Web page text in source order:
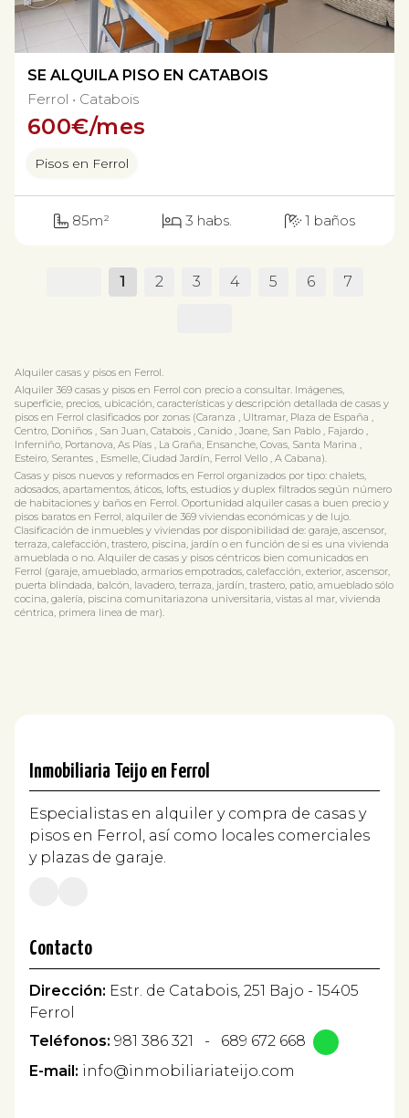
SE ALQUILA PISO EN CATABOIS
600€/mes
85m² 3 habs. 1 baños
Ferrol Catabois
Pisos en Ferrol
1 2 3 4 5 6 7
Alquiler casas y pisos en Ferrol.
Alquiler 369 casas y pisos en Ferrol con precio a consultar. Imágenes,
superficie, precios, ubicación, características y descripción detallada de casas y
pisos en Ferrol clasificados por zonas (Caranza , Ultramar, Plaza de España ,
Centro, Doniños , San Juan, Catabois , Canido , Joane, San Pablo , Fajardo ,
Inferniño, Portanova, As Pías , La Graña, Ensanche, Covas, Santa Marina ,
Esteiro, Serantes , Esmelle, Ciudad Jardín, Ferrol Vello , A Cabana).
Casas y pisos nuevos y reformados en Ferrol organizados por tipo: chalets,
adosados, apartamentos, áticos, lofts, estudios y duplex filtrados según número
de habitaciones y baños en Ferrol. Oportunidad alquiler casas a buen precio y
pisos baratos en Ferrol, alquiler de 369 viviendas económicas y de lujo.
Clasificación de inmuebles y viviendas por disponibilidad de: garaje, ascensor,
terraza, calefacción, trastero, piscina, jardín o en función de si es una vivienda
amueblada o no. Alquiler de casas y pisos céntricos bien comunicados en
Ferrol (garaje, amueblado, armarios empotrados, calefacción, exterior, ascensor,
puerta blindada, balcón, lavadero, terraza, jardín, trastero, patio, amueblado sólo
cocina, galería, piscina comunitariazona universitaria, vistas al mar, vivienda
céntrica, primera linea de mar).
Inmobiliaria Teijo en Ferrol
Especialistas en alquiler y compra de casas y
pisos en Ferrol, así como locales comerciales
y plazas de garaje.
Contacto
Dirección: Estr. de Catabois, 251 Bajo - 15405
Ferrol
Teléfonos: 981 386 321 -
689 672 668
E-mail: info@inmobiliariateijo.com